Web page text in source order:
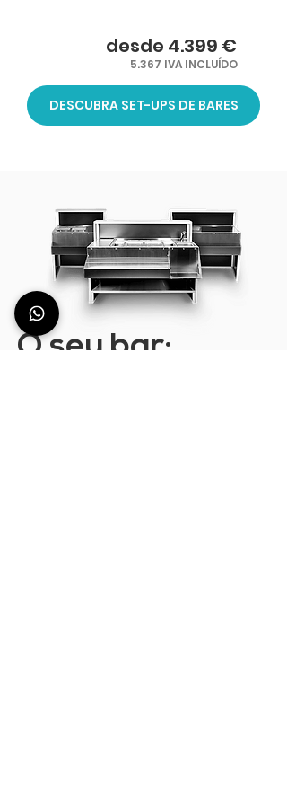
desde 4.399 €
5.367 IVA INCLUÍDO
DESCUBRA SET-UPS DE BARES
O seu bar: